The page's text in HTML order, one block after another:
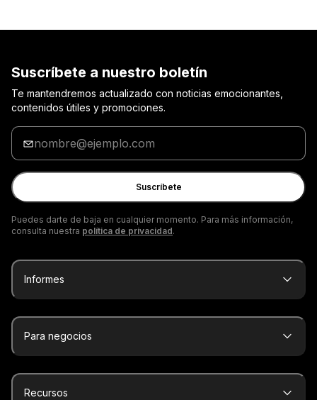
Suscríbete a nuestro boletín
Te mantendremos actualizado con noticias emocionantes,
contenidos útiles y promociones.
Introduzca
dirección
de
correo
electrónico
Suscríbete
Puedes darte de baja en cualquier momento. Para más información,
consulta nuestra política de privacidad.
Informes
Para negocios
Recursos